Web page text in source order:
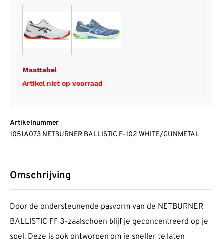
Maattabel
Artikel niet op voorraad
Artikelnummer
1051A073 NETBURNER BALLISTIC F-102 WHITE/GUNMETAL
Omschrijving
Door de ondersteunende pasvorm van de NETBURNER
BALLISTIC FF 3-zaalschoen blijf je geconcentreerd op je
spel. Deze is ook ontworpen om je sneller te laten